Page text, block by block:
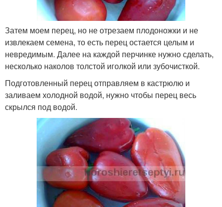
Затем моем перец, но не отрезаем плодоножки и не
извлекаем семена, то есть перец остается целым и
невредимым. Далее на каждой перчинке нужно сделать,
несколько наколов толстой иголкой или зубочисткой.
Подготовленный перец отправляем в кастрюлю и
заливаем холодной водой, нужно чтобы перец весь
скрылся под водой.